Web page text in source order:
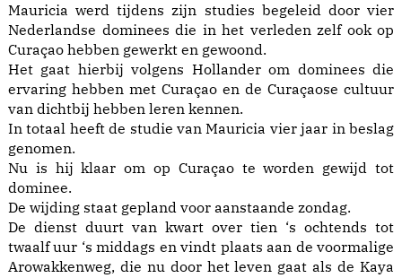
Mauricia werd tijdens zijn studies begeleid door vier
Nederlandse dominees die in het verleden zelf ook op
Curaçao hebben gewerkt en gewoond.
Het gaat hierbij volgens Hollander om dominees die
ervaring hebben met Curaçao en de Curaçaose cultuur
van dichtbij hebben leren kennen.
In totaal heeft de studie van Mauricia vier jaar in beslag
genomen.
Nu is hij klaar om op Curaçao te worden gewijd tot
dominee.
De wijding staat gepland voor aanstaande zondag.
De dienst duurt van kwart over tien ‘s ochtends tot
twaalf uur ‘s middags en vindt plaats aan de voormalige
Arowakkenweg, die nu door het leven gaat als de Kaya